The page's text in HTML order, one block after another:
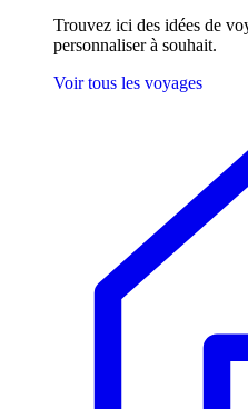
Trouvez ici des idées de
personnaliser à souhait.
Voir tous les voyages